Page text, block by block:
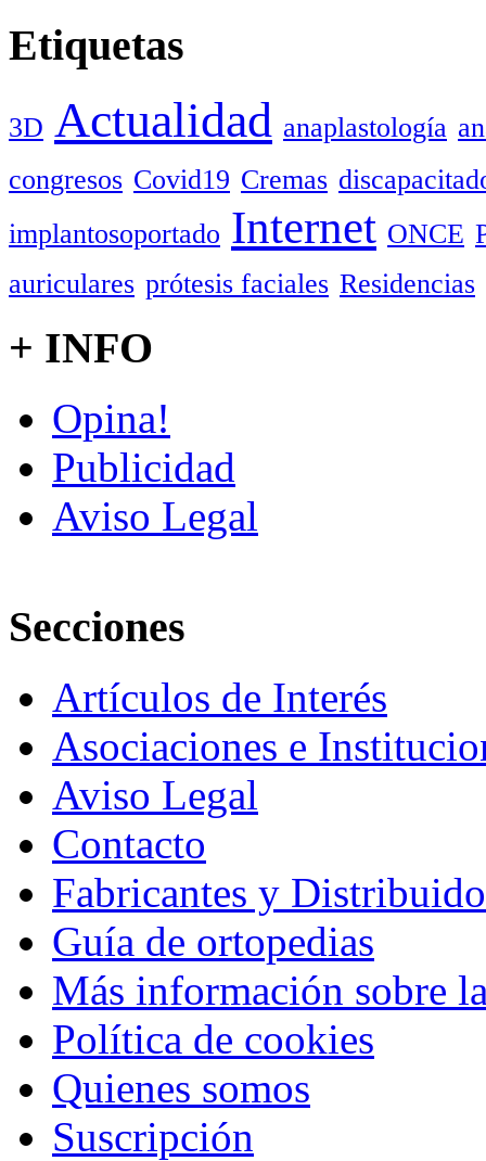
Etiquetas
3D Actualidad anaplastología
congresos Covid19 Cremas
implantosoportado Internet ONCE
auriculares prótesis faciales Residencias
+ INFO
Opina!
Publicidad
Aviso Legal
Secciones
Artículos de Interés
Asociaciones e
Aviso Legal
Contacto
Fabricantes y
Guía de ortopedias
Más información sobre
Política de cookies
Quienes somos
Suscripción